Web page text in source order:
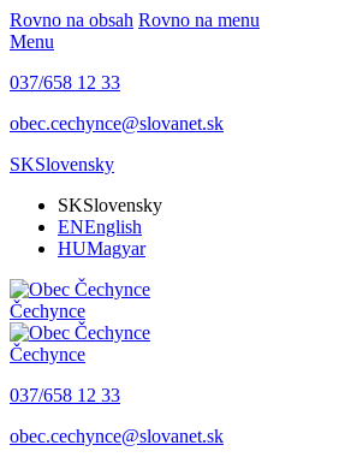
Rovno na obsah Rovno na menu
Menu
037/658 12 33
obec.cechynce@slovanet.sk
SKSlovensky
SKSlovensky
ENEnglish
HUMagyar
Čechynce
Čechynce
037/658 12 33
obec.cechynce@slovanet.sk